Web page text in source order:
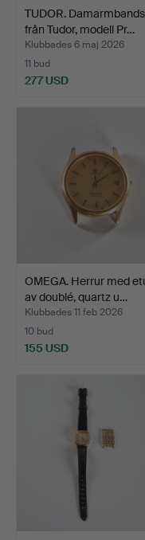
TUDOR.
från Tudor, modell Pr…
Klubbades 6 maj 2026
11 bud
277 USD
OMEGA. Herrur med
av doublé, quartz u…
Klubbades 11 feb 2026
10 bud
155 USD